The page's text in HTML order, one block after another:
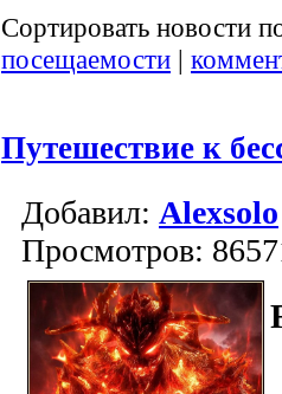
Сортировать новости
посещаемости |
Путешествие к
Добавил: Alexsolo
Просмотров: